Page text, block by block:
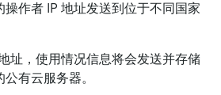
作者 IP 地址发送到位于不同国家
址，使用情况信息将会发送并存储
有云服务器。